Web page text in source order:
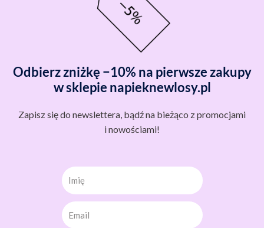
Odbierz zniżkę −10% na pierwsze zakupy
w sklepie napieknewlosy.pl
Zapisz się do newslettera, bądź na bieżąco z promocjami
i nowościami!
Imię